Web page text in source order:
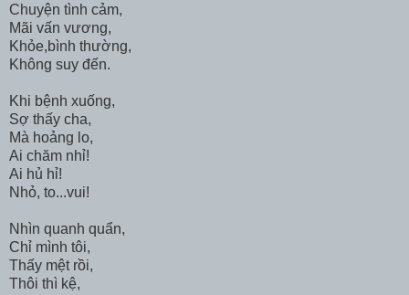
Chuyện tình cảm,
Mãi vấn vương,
Khỏe,bình thường,
Không suy đến.
Khi bệnh xuống,
Sợ thấy cha,
Mà hoảng lo,
Ai chăm nhỉ!
Ai hủ hỉ!
Nhỏ, to...vui!
Nhìn quanh quẩn,
Chỉ mình tôi,
Thấy mệt rồi,
Thôi thì kệ,